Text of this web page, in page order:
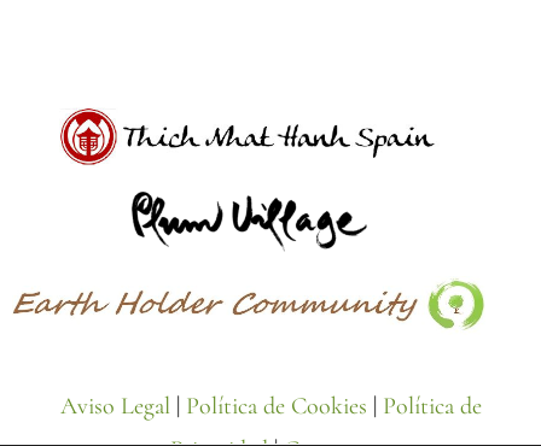
Aviso Legal| Política de Cookies | Política de